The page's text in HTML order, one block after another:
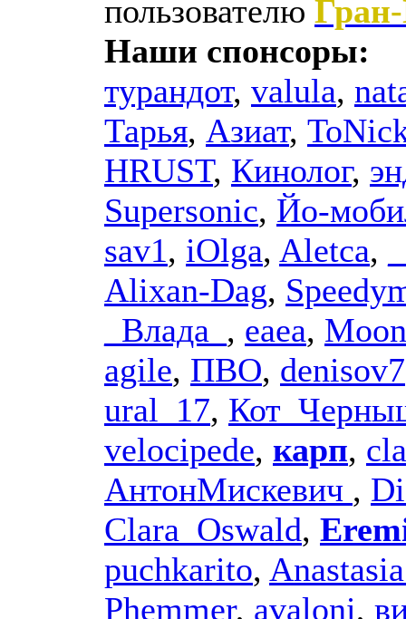
пользователю
Наши спонсоры:
турандот, valula,
Тарья, Азиат,
HRUST, Кинолог,
Supersonic, Йо-
sav1, iOlga, Aletca,
Alixan-Dag,
_Влада_ , еаеа,
agile, ПВО, denisov7
ural_17,
velocipede, карп,
АнтонМискевич ,
Clara_Oswald,
puchkarito,
Phemmer, avaloni,